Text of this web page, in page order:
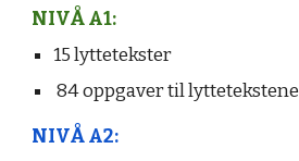
NIVÅ A1:
15 lyttetekster
84 oppgaver til lyttetekstene
NIVÅ A2: